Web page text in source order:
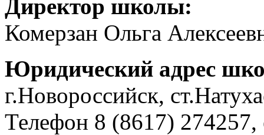
Директор школы:
Комерзан Ольга
Юридический адрес
г.Новороссийск,
Телефон 8 (8617) 274257,